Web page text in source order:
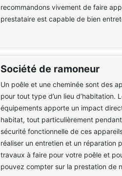
recommandons vivement de faire
prestataire est capable de bien
Société de ramoneur
Un poêle et une cheminée sont des
pour tout type d’un lieu d’habitation.
équipements apporte un impact
habitat, tout particulièrement
sécurité fonctionnelle de ces
réaliser un entretien et un réparation
travaux à faire pour votre poêle et
pouvez compter sur la prestation de